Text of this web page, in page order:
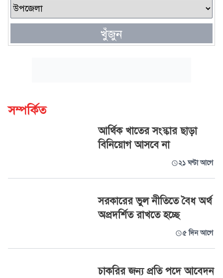
খুঁজুন
সম্পর্কিত
আর্থিক খাতের সংস্কার ছাড়া
বিনিয়োগ আসবে না
২১ ঘণ্টা আগে
সরকারের ভুল নীতিতে বৈধ অর্থ
অপ্রদর্শিত রাখতে হচ্ছে
৫ দিন আগে
চাকরির জন্য প্রতি পদে আবেদন